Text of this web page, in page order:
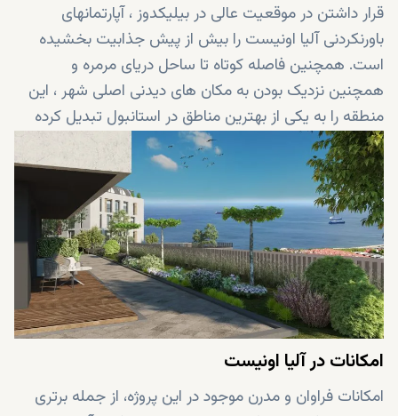
قرار داشتن در موقعیت عالی در بیلیکدوز ، آپارتمانهای
باورنکردنی آلیا اونیست را بیش از پیش جذابیت بخشیده
است. همچنین فاصله کوتاه تا ساحل دریای مرمره و
همچنین نزدیک بودن به مکان های دیدنی اصلی شهر ، این
منطقه را به یکی از بهترین مناطق در استانبول تبدیل کرده
است!
امکانات در آلیا اونیست
امکانات فراوان و مدرن موجود در این پروژه، از جمله برتری